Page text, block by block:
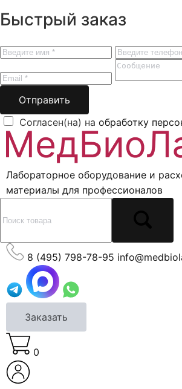
Быстрый заказ
Отправить
Согласен(на) на обработку
Лабораторное оборудование и
материалы для профессионалов
8 (495) 798-78-95
Заказать
0